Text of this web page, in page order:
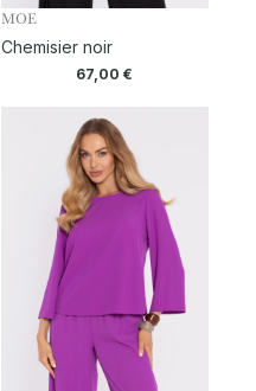
MOE
Chemisier noir
67,00€